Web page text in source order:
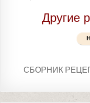
Другие
СБОРНИК